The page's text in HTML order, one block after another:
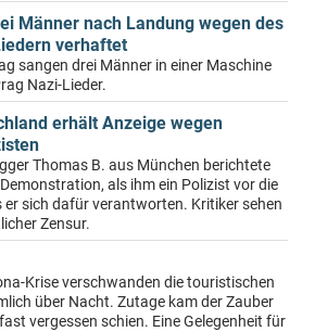
Männer nach Landung wegen des
verhaftet
sangen drei Männer in einer Maschine
Nazi-Lieder.
erhält Anzeige wegen
Thomas B. aus München berichtete
als ihm ein Polizist vor die
er sich dafür verantworten. Kritiker sehen
Zensur.
Krise verschwanden die touristischen
über Nacht. Zutage kam der Zauber
vergessen schien. Eine Gelegenheit für